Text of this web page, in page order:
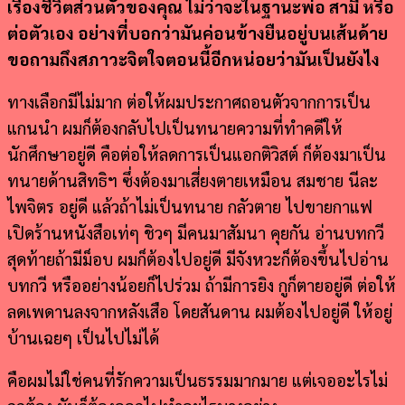
เรื่องชีวิตส่วนตัวของคุณ ไม่ว่าจะในฐานะพ่อ สามี หรือ
ต่อตัวเอง อย่างที่บอกว่ามันค่อนข้างยืนอยู่บนเส้นด้าย
ขอถามถึงสภาวะจิตใจตอนนี้อีกหน่อยว่ามันเป็นยังไง
ทางเลือกมีไม่มาก ต่อให้ผมประกาศถอนตัวจากการเป็น
แกนนำ ผมก็ต้องกลับไปเป็นทนายความที่ทำคดีให้
นักศึกษาอยู่ดี คือต่อให้ลดการเป็นแอกติวิสต์ ก็ต้องมาเป็น
ทนายด้านสิทธิฯ ซึ่งต้องมาเสี่ยงตายเหมือน สมชาย นีละ
ไพจิตร อยู่ดี แล้วถ้าไม่เป็นทนาย กลัวตาย ไปขายกาแฟ
เปิดร้านหนังสือเท่ๆ ชิวๆ มีคนมาสัมนา คุยกัน อ่านบทกวี
สุดท้ายถ้ามีม็อบ ผมก็ต้องไปอยู่ดี มีจังหวะก็ต้องขึ้นไปอ่าน
บทกวี หรืออย่างน้อยก็ไปร่วม ถ้ามีการยิง กูก็ตายอยู่ดี ต่อให้
ลดเพดานลงจากหลังเสือ โดยสันดาน ผมต้องไปอยู่ดี ให้อยู่
บ้านเฉยๆ เป็นไปไม่ได้
คือผมไม่ใช่คนที่รักความเป็นธรรมมากมาย แต่เจออะไรไม่